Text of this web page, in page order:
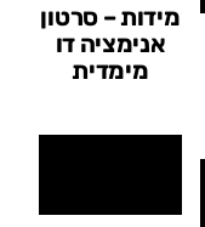
מידות – סרטון
אנימציה דו
מימדית